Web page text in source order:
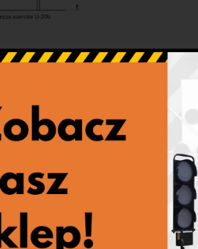
Zapora drogowa
Zapory drogowe
chodnikach,
Tablice wykonane
Wymiary: 2 blachy
2750mm (długość).
Zapora drogowa